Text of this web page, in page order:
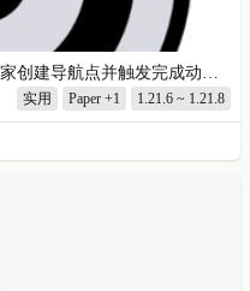
导航点插件，配合任务插件使用为玩家创建导航点并触发完成动作，可自定义程度高
实用 Paper +1 1.21.6 ~ 1.21.8